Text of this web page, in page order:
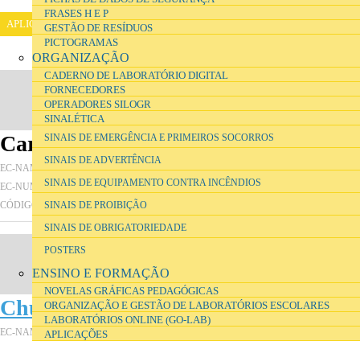
FRASES H E P
GESTÃO DE RESÍDUOS
PICTOGRAMAS
ORGANIZAÇÃO
CADERNO DE LABORATÓRIO DIGITAL
FORNECEDORES
OPERADORES SILOGR
SINALÉTICA
SINAIS DE EMERGÊNCIA E PRIMEIROS SOCORROS
SINAIS DE ADVERTÊNCIA
SINAIS DE EQUIPAMENTO CONTRA INCÊNDIOS
SINAIS DE PROIBIÇÃO
SINAIS DE OBRIGATORIEDADE
POSTERS
ENSINO E FORMAÇÃO
NOVELAS GRÁFICAS PEDAGÓGICAS
ORGANIZAÇÃO E GESTÃO DE LABORATÓRIOS ESCOLARES
LABORATÓRIOS ONLINE (GO-LAB)
APLICAÇÕES
Carvão Ativado
EC-NAME carbon
EC-NUMBER 231-153-3
CÓDIGO DE ARMAZENAMENTO
Chumbo (PÓ)
EC-NAME lead